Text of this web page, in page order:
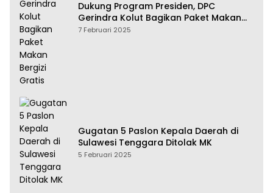
Dukung Program Presiden, DPC
Gerindra Kolut Bagikan Paket Makan
Bergizi Gratis
7 Februari 2025
Gugatan 5 Paslon Kepala Daerah di
Sulawesi Tenggara Ditolak MK
5 Februari 2025